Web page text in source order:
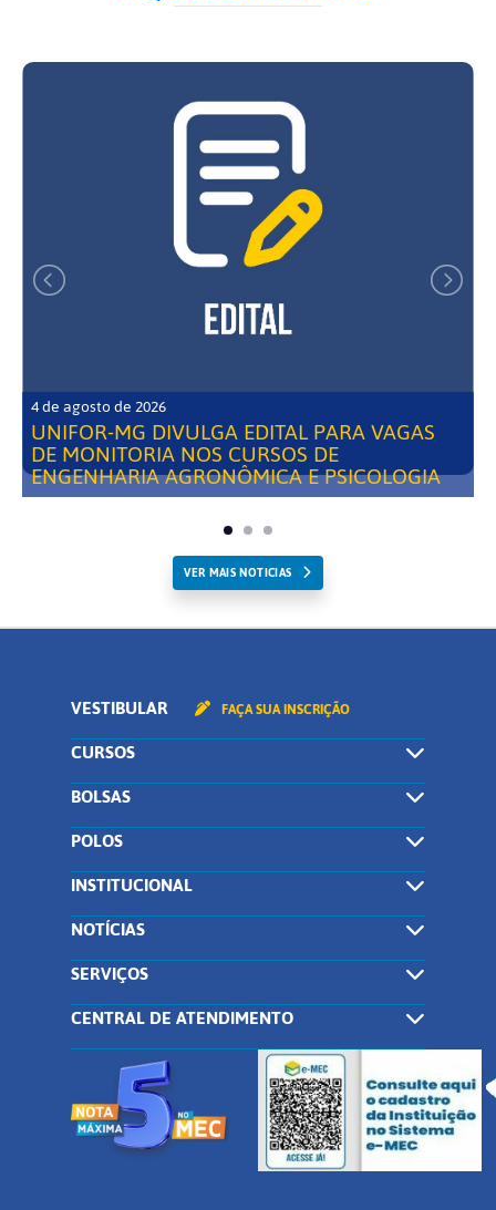
4 de agosto de 2026
UNIFOR-MG DIVULGA EDITAL PARA VAGAS
DE MONITORIA NOS CURSOS DE
ENGENHARIA AGRONÔMICA E PSICOLOGIA
VER MAIS NOTICIAS
VESTIBULAR FAÇA SUA INSCRIÇÃO
CURSOS
BOLSAS
POLOS
INSTITUCIONAL
NOTÍCIAS
SERVIÇOS
CENTRAL DE ATENDIMENTO